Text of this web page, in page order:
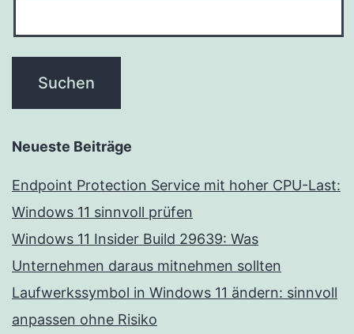
Neueste Beiträge
Endpoint Protection Service mit hoher CPU-Last:
Windows 11 sinnvoll prüfen
Windows 11 Insider Build 29639: Was
Unternehmen daraus mitnehmen sollten
Laufwerkssymbol in Windows 11 ändern: sinnvoll
anpassen ohne Risiko